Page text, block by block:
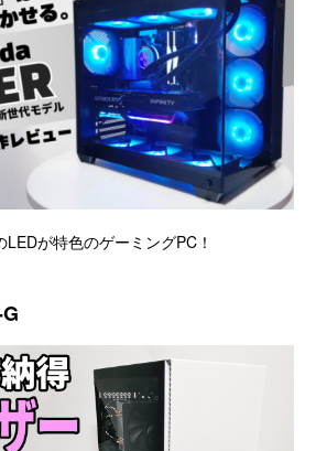
が特色のゲーミングPC！